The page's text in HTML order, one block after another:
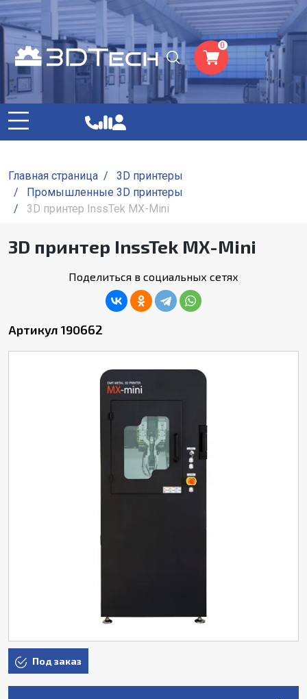
0
Главная страница /
3D принтеры
/
Промышленные 3D принтеры
/
3D принтер InssTek MX-Mini
3D принтер InssTek MX-Mini
Поделиться в социальных сетях
Артикул 190662
Под заказ